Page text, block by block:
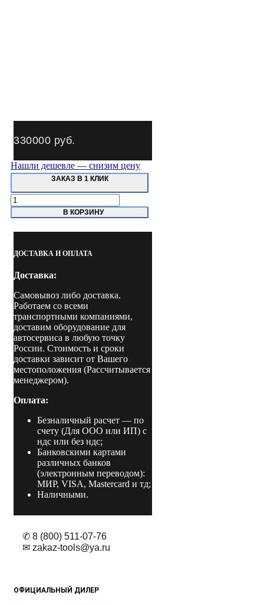
330000 руб.
Нашли дешевле — снизим цену
ЗАКАЗ В 1 КЛИК
Количество
товара
АПУ
900
для
В КОРЗИНУ
ДОСТАВКА И ОПЛАТА
Доставка:
Самовывоз либо доставка.
Работаем со всеми
транспортными компаниями,
доставим оборудование для
автосервиса в любую точку
России. Стоимость и сроки
доставки зависит от Вашего
местоположения (Рассчитывается
менеджером).
Оплата:
Безналичный расчет — по
счету (Для ООО или ИП) с
ндс или без ндс;
Банковскими картами
различных банков
(электронным переводом):
МИР, VISA, Mastercard и тд;
Наличными.
✆ 8 (800) 511-07-76
✉ zakaz-tools@ya.ru
ОФИЦИАЛЬНЫЙ ДИЛЕР